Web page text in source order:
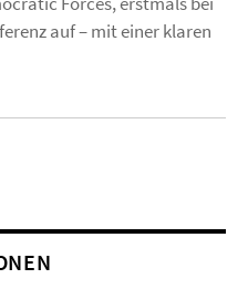
auf – mit einer klaren